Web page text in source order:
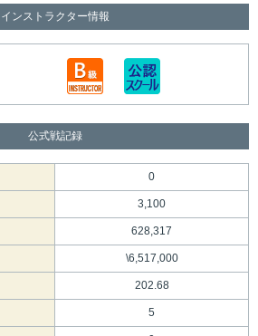
インストラクター情報
公式戦記録
0
3,100
628,317
\6,517,000
202.68
5